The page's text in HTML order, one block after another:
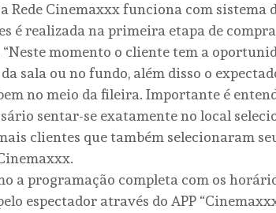
Rede Cinemaxxx funciona com sistema
é realizada na primeira etapa de
“Neste momento o cliente tem a
sala ou no fundo, além disso o
no meio da fileira. Importante é
sentar-se exatamente no local
clientes que também selecionaram
a programação completa com os
espectador através do APP